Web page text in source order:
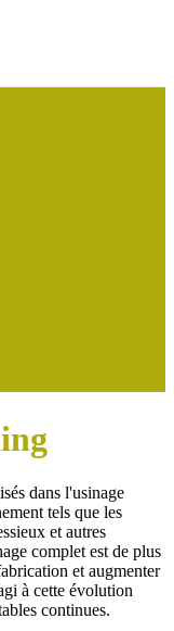
dans l'usinage
tels que les
et autres
complet est de plus
et augmenter
à cette évolution
continues.